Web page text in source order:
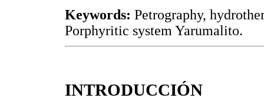
Keywords: Petrography,
Porphyritic system Yarumalito.
INTRODUCCIÓN